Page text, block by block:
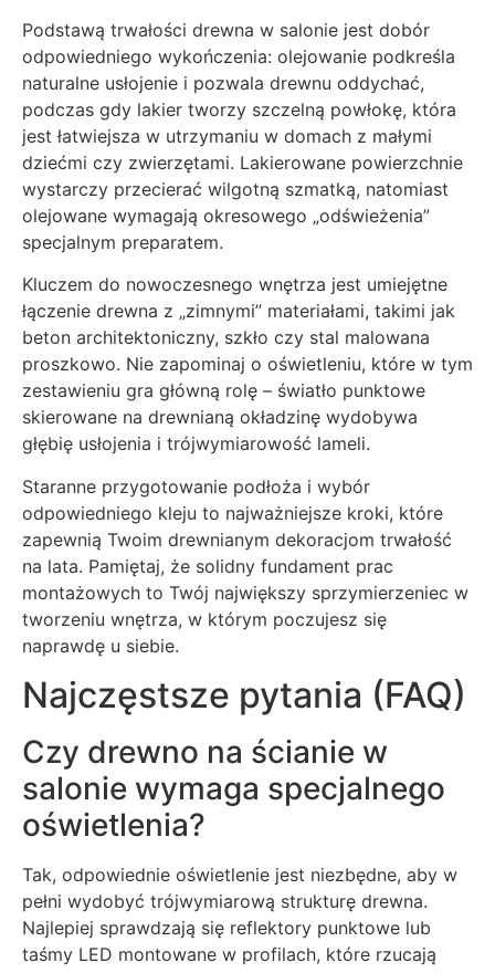
Podstawą trwałości drewna w salonie jest dobór
odpowiedniego wykończenia: olejowanie podkreśla
naturalne usłojenie i pozwala drewnu oddychać,
podczas gdy lakier tworzy szczelną powłokę, która
jest łatwiejsza w utrzymaniu w domach z małymi
dziećmi czy zwierzętami. Lakierowane powierzchnie
wystarczy przecierać wilgotną szmatką, natomiast
olejowane wymagają okresowego „odświeżenia”
specjalnym preparatem.
Kluczem do nowoczesnego wnętrza jest umiejętne
łączenie drewna z „zimnymi” materiałami, takimi jak
beton architektoniczny, szkło czy stal malowana
proszkowo. Nie zapominaj o oświetleniu, które w tym
zestawieniu gra główną rolę – światło punktowe
skierowane na drewnianą okładzinę wydobywa
głębię usłojenia i trójwymiarowość lameli.
Staranne przygotowanie podłoża i wybór
odpowiedniego kleju to najważniejsze kroki, które
zapewnią Twoim drewnianym dekoracjom trwałość
na lata. Pamiętaj, że solidny fundament prac
montażowych to Twój największy sprzymierzeniec w
tworzeniu wnętrza, w którym poczujesz się
naprawdę u siebie.
Najczęstsze pytania (FAQ)
Czy drewno na ścianie w
salonie wymaga specjalnego
oświetlenia?
Tak, odpowiednie oświetlenie jest niezbędne, aby w
pełni wydobyć trójwymiarową strukturę drewna.
Najlepiej sprawdzają się reflektory punktowe lub
taśmy LED montowane w profilach, które rzucają